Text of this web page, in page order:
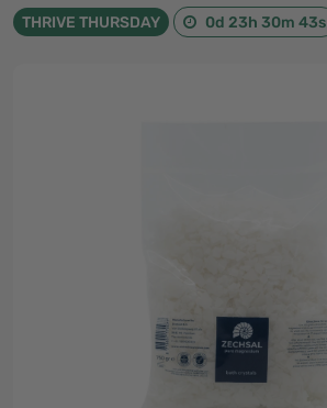
THRIVE THURSDAY 0d 23h 30m 42s